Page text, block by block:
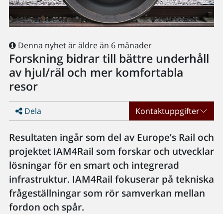
Denna nyhet är äldre än 6 månader
Forskning bidrar till bättre underhåll
av hjul/räl och mer komfortabla
resor
Dela Kontaktuppgifter
Resultaten ingår som del av Europe’s Rail och
projektet IAM4Rail som forskar och utvecklar
lösningar för en smart och integrerad
infrastruktur. IAM4Rail fokuserar på tekniska
frågeställningar som rör samverkan mellan
fordon och spår.